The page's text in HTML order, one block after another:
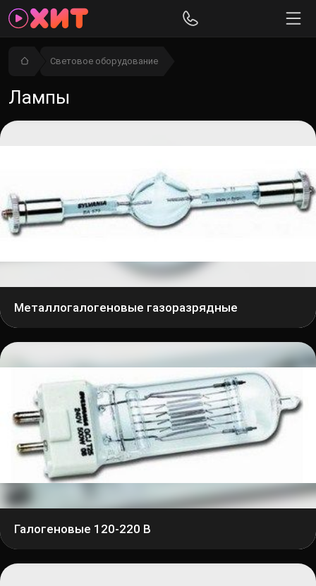
Световое оборудование
Лампы
Металлогалогеновые газоразрядные
Галогеновые 120-220 В